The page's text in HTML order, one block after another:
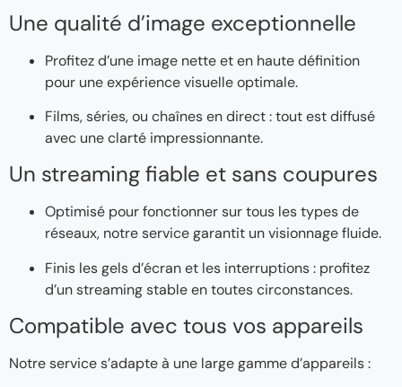
Une qualité d’image exceptionnelle
Profitez d’une image nette et en haute définition
pour une expérience visuelle optimale.
Films, séries, ou chaînes en direct : tout est diffusé
avec une clarté impressionnante.
Un streaming fiable et sans coupures
Optimisé pour fonctionner sur tous les types de
réseaux, notre service garantit un visionnage fluide.
Finis les gels d’écran et les interruptions : profitez
d’un streaming stable en toutes circonstances.
Compatible avec tous vos appareils
Notre service s’adapte à une large gamme d’appareils :